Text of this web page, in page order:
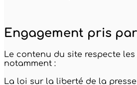
Engagement pris
Le contenu du site respecte
notamment :
La loi sur la liberté de la